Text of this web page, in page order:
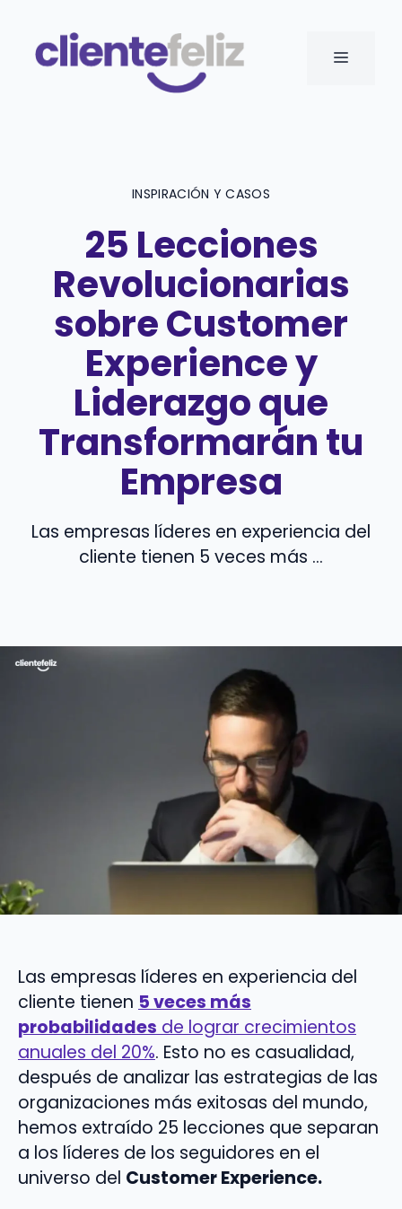
contenido
MENÚ
INSPIRACIÓN Y CASOS
25 Lecciones
Revolucionarias
sobre Customer
Experience y
Liderazgo que
Transformarán tu
Empresa
Las empresas líderes en experiencia del
cliente tienen 5 veces más ...
Las empresas líderes en experiencia del
cliente tienen 5 veces más
probabilidades de lograr crecimientos
anuales del 20%. Esto no es casualidad,
después de analizar las estrategias de las
organizaciones más exitosas del mundo,
hemos extraído 25 lecciones que separan
a los líderes de los seguidores en el
universo del Customer Experience.